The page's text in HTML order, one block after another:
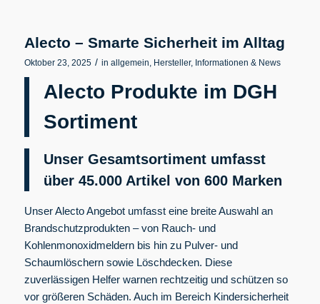
Alecto – Smarte Sicherheit im Alltag
Oktober 23, 2025 / in allgemein, Hersteller, Informationen & News
Alecto Produkte im DGH
Sortiment
Unser Gesamtsortiment umfasst
über 45.000 Artikel von 600 Marken
Unser Alecto Angebot umfasst eine breite Auswahl an
Brandschutzprodukten – von Rauch- und
Kohlenmonoxidmeldern bis hin zu Pulver- und
Schaumlöschern sowie Löschdecken. Diese
zuverlässigen Helfer warnen rechtzeitig und schützen so
vor größeren Schäden. Auch im Bereich Kindersicherheit